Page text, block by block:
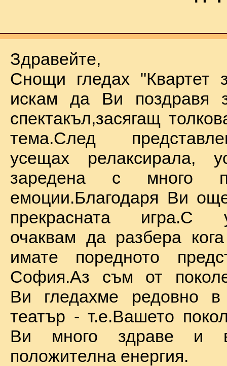
Здравейте,
Снощи гледах "Квартет
искам да Ви поздравя
спектакъл,засягащ
тема.След
усещах релаксирала,
заредена с много
емоции.Благодаря Ви
прекрасната игра.С
очаквам да разбера
имате поредното
София.Аз съм от
Ви гледахме редовно
театър - т.е.Вашето
Ви много здраве и
положителна енергия.